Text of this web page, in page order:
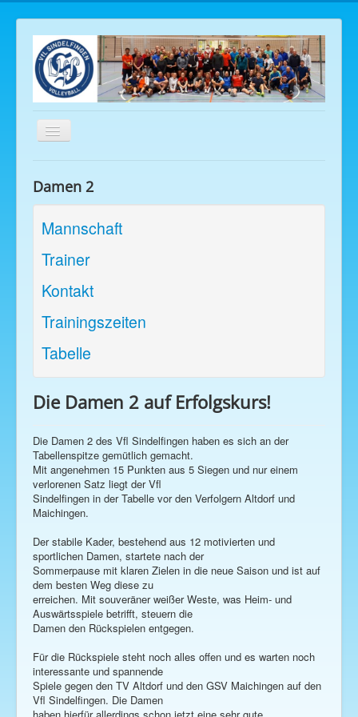
Navigation
an/aus
Beach
Aktuelles
Kontakte
Spendenkonto
Referenzen
Arbeitsumlage
Damen 2
Mannschaft
Trainer
Kontakt
Trainingszeiten
Tabelle
Die Damen 2 auf Erfolgskurs!
Die Damen 2 des Vfl Sindelfingen haben es sich an der
Tabellenspitze gemütlich gemacht.
Mit angenehmen 15 Punkten aus 5 Siegen und nur einem
verlorenen Satz liegt der Vfl
Sindelfingen in der Tabelle vor den Verfolgern Altdorf und
Maichingen.
Der stabile Kader, bestehend aus 12 motivierten und
sportlichen Damen, startete nach der
Sommerpause mit klaren Zielen in die neue Saison und ist auf
dem besten Weg diese zu
erreichen. Mit souveräner weißer Weste, was Heim- und
Auswärtsspiele betrifft, steuern die
Damen den Rückspielen entgegen.
Für die Rückspiele steht noch alles offen und es warten noch
interessante und spannende
Spiele gegen den TV Altdorf und den GSV Maichingen auf den
Vfl Sindelfingen. Die Damen